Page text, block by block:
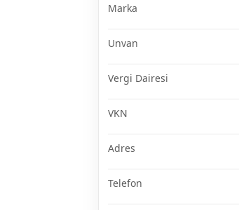
Marka
Unvan
Vergi Dairesi
VKN
Adres
Telefon